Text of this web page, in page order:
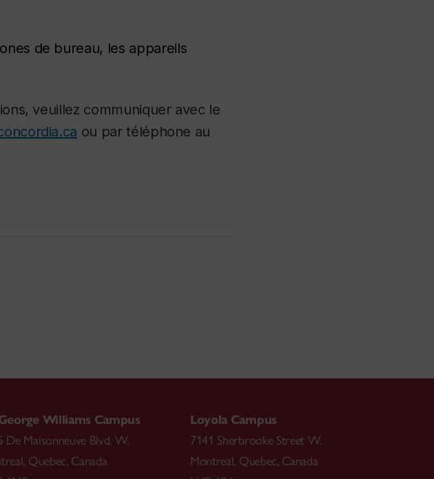
de bureau, les appareils
veuillez communiquer avec le
ou par téléphone au
Williams Campus
De Maisonneuve Blvd. W.
, Quebec, Canada
Loyola Campus
7141 Sherbrooke Street W.
Montreal, Quebec, Canada